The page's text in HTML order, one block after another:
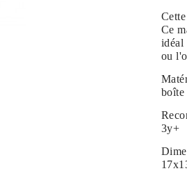
Ce
idéal
ou
boîte
3y+